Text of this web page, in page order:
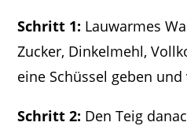
Schritt 1: Lauwarmes
Zucker, Dinkelmehl,
eine Schüssel geben
Schritt 2: Den Teig